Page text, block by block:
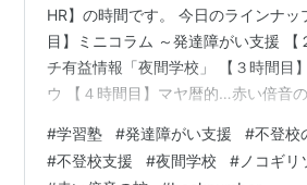
HR】の時間です。 今日のラインナッ
目】ミニコラム ～発達障がい支援 【
チ有益情報「夜間学校」 【３時間目
ウ 【４時間目】マヤ暦的…赤い倍音
foulesourire.hatenablog.com 今日も
お話をしていきます。 プライドが高
#学習塾 #発達障がい支援 #不登校
#不登校支援 #夜間学校 # ノコギリ